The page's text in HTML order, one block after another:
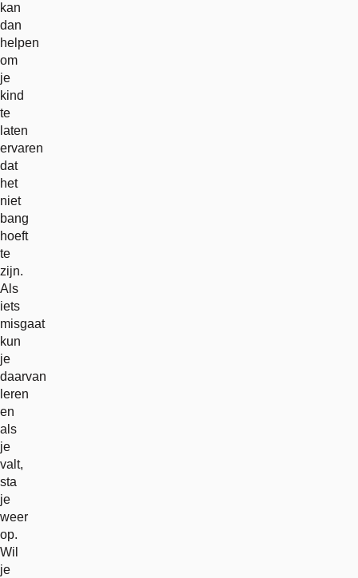
kan
dan
helpen
om
je
kind
te
laten
ervaren
dat
het
niet
bang
hoeft
te
zijn.
Als
iets
misgaat
kun
je
daarvan
leren
en
als
je
valt,
sta
je
weer
op.
Wil
je